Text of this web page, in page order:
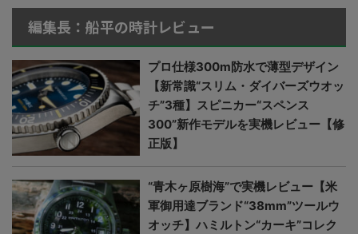
編集長：船平の時計レビュー
プロ仕様300m防水で薄型デザイン
【新常識“スリム・ダイバーズウオッ
チ”3種】スピニカー“スペンス
300”新作モデルを実機レビュー【修
正版】
“青木ヶ原樹海”で実機レビュー【米
軍御用達ブランド“38mm”ツールウ
オッチ】ハミルトン“カーキ”コレク